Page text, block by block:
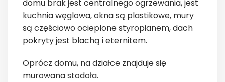
domu brak jest centralnego ogrzewania, jest
kuchnia węglowa, okna są plastikowe, mury
są częściowo ocieplone styropianem, dach
pokryty jest blachą i eternitem.
Oprócz domu, na działce znajduje się
murowana stodoła.